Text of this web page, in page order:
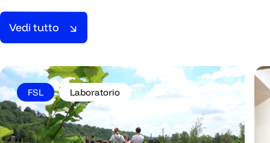
Vedi tutto
FSL Laboratorio